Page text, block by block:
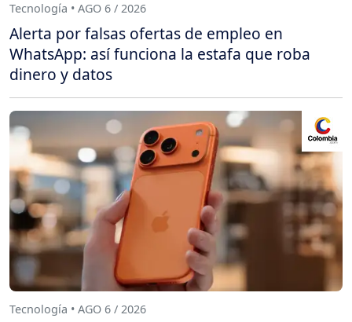
Tecnología • AGO 6 / 2026
Alerta por falsas ofertas de empleo en
WhatsApp: así funciona la estafa que roba
dinero y datos
Tecnología • AGO 6 / 2026